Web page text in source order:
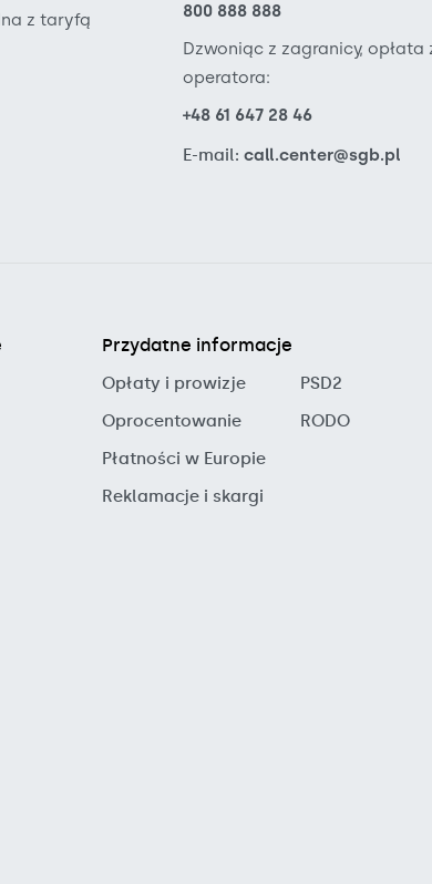
z taryfą
800 888 888
Dzwoniąc z zagranicy,
operatora:
+48 61 647 28 46
E-mail: call.center@sgb.pl
Przydatne informacje
Opłaty i prowizje
PSD2
Oprocentowanie
RODO
Płatności w Europie
Reklamacje i skargi